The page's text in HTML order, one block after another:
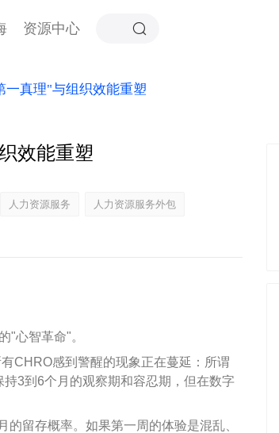
资源中心
一真理"与组织效能重塑
效能重塑
人力资源服务 人力资源服务外包
"心智革命"。
有CHRO感到警醒的现象正在蔓延：所谓
3到6个月的观察期和容忍期，但在数字
留存概率。如果第一周的体验是混乱、